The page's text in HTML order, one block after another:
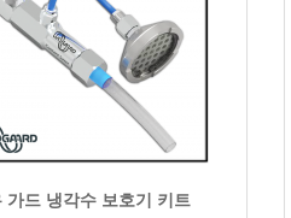
가드 냉각수 보호기 키트